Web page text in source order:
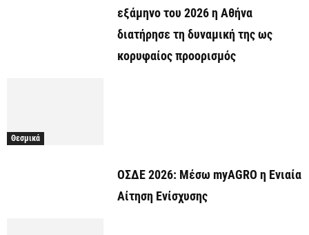
εξάμηνο του 2026 η Αθήνα
διατήρησε τη δυναμική της ως
κορυφαίος προορισμός
Θεσμικά
ΟΣΔΕ 2026: Μέσω myAGRO η Ενιαία
Αίτηση Ενίσχυσης